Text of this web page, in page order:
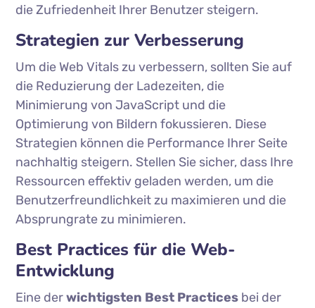
die Zufriedenheit Ihrer Benutzer steigern.
Strategien zur Verbesserung
Um die Web Vitals zu verbessern, sollten Sie auf
die Reduzierung der Ladezeiten, die
Minimierung von JavaScript und die
Optimierung von Bildern fokussieren. Diese
Strategien können die Performance Ihrer Seite
nachhaltig steigern. Stellen Sie sicher, dass Ihre
Ressourcen effektiv geladen werden, um die
Benutzerfreundlichkeit zu maximieren und die
Absprungrate zu minimieren.
Best Practices für die Web-
Entwicklung
Eine derwichtigsten Best Practices bei der